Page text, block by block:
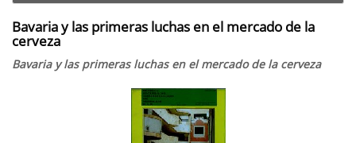
Bavaria y las primeras luchas en el mercado de la
cerveza
Bavaria y las primeras luchas en el mercado de la cerveza